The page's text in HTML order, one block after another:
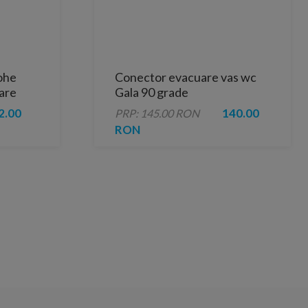
Conector evacuare vas wc
Gala 90 grade
PRP: 145.00 RON
140.00
RON